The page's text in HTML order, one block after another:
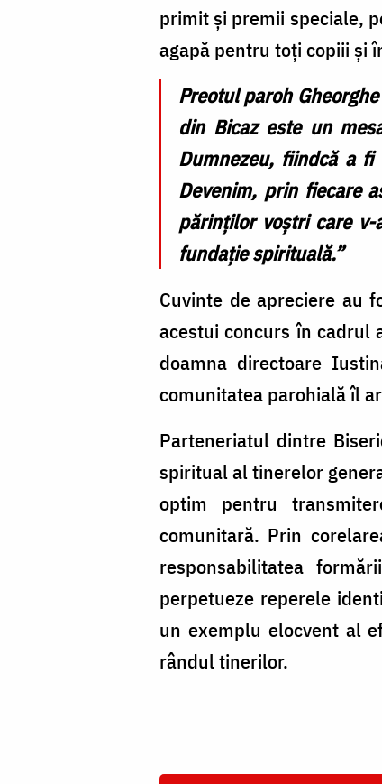
primit și premii speciale,
agapă pentru toți copiii și
Preotul paroh
din Bicaz este un
Dumnezeu, fiindcă a
Devenim, prin fiecare
părinților voștri care v-
fundație spirituală.”
Cuvinte de apreciere au
acestui concurs în cadrul
doamna directoare
comunitatea parohială îl
Parteneriatul dintre
spiritual al tinerelor
optim pentru
comunitară. Prin
responsabilitatea
perpetueze reperele
un exemplu elocvent al
rândul tinerilor.